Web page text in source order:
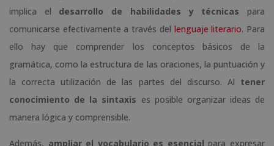
implica el desarrollo de habilidades y técnicas para
comunicarse efectivamente a través del lenguaje literario. Para
ello hay que comprender los conceptos básicos de la
gramática, como la estructura de las oraciones, la puntuación y
la correcta utilización de las partes del discurso. Al tener
conocimiento de la sintaxis es posible organizar ideas de
manera lógica y comprensible.
Además, ampliar el vocabulario es esencial para expresar